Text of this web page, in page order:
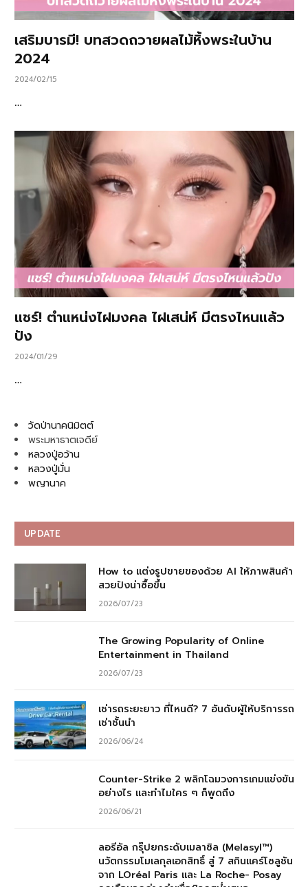
เสริมบารมี! บทสวดถวายผลไม้หิ้งพระในบ้าน
2024
2024/02/15
…
แชร์! ตำแหน่งไฝมงคล ไฝเสน่ห์ มีตรงไหนแล้ว
ปัง
2024/01/29
…
วัดป่านาคนิมิตต์
พระมหาธาตเจดีย์
หลวงปู่อว้าน
หลวงปู่มั่น
พญานาค
UPDATE
How to แต่งรูปขายของด้วย AI ให้ภาพสินค้า
สวยปังน่าซื้อขึ้น
2026/07/23
The Growing Popularity of Online
Entertainment in Thailand
2026/07/23
เช่ารถระยะยาว ที่ไหนดี? 7 อันดับผู้ให้บริการรถ
เช่าชั้นนำ
2026/06/24
Counter-Strike 2 พลิกโฉมวงการเกมแข่งขัน
อย่างไร และทำไมใคร ๆ ก็พูดถึง
2026/06/21
ลอรีอัล กรุ๊ปยกระดับเมลาซิล (Melasyl™)
นวัตกรรมโมเลกุลเอกสิทธิ์ สู่ 7 สกินแคร์โซลูชัน
จาก LOréal Paris และ La Roche- Posay